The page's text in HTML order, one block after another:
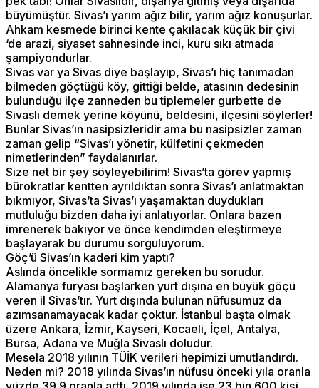
büyümüştür. Sivas’ı yarım ağız bilir, yarım ağız konuşurlar.
Ahkam kesmede birinci kente çakılacak küçük bir çivi
‘de arazi, siyaset sahnesinde inci, kuru sıkı atmada
şampiyondurlar.
Sivas var ya Sivas diye başlayıp, Sivas’ı hiç tanımadan
bilmeden göçtüğü köy, gittiği belde, atasının dedesinin
bulunduğu ilçe zanneden bu tiplemeler gurbette de
Sivaslı demek yerine köyünü, beldesini, ilçesini söylerler!
Bunlar Sivas’ın nasipsizleridir ama bu nasipsizler zaman
zaman gelip “Sivas’ı yönetir, külfetini çekmeden
nimetlerinden” faydalanırlar.
Size net bir şey söyleyebilirim! Sivas’ta görev yapmış
bürokratlar kentten ayrıldıktan sonra Sivas’ı anlatmaktan
bıkmıyor, Sivas’ta Sivas’ı yaşamaktan duydukları
mutluluğu bizden daha iyi anlatıyorlar. Onlara bazen
imrenerek bakıyor ve önce kendimden eleştirmeye
başlayarak bu durumu sorguluyorum.
Göç’ü Sivas’ın kaderi kim yaptı?
Aslında öncelikle sormamız gereken bu sorudur.
Alamanya furyası başlarken yurt dışına en büyük göçü
veren il Sivas’tır. Yurt dışında bulunan nüfusumuz da
azımsanamayacak kadar çoktur. İstanbul başta olmak
üzere Ankara, İzmir, Kayseri, Kocaeli, İçel, Antalya,
Bursa, Adana ve Muğla Sivaslı doludur.
Mesela 2018 yılının TÜİK verileri hepimizi umutlandırdı.
Neden mi? 2018 yılında Sivas’ın nüfusu önceki yıla oranla